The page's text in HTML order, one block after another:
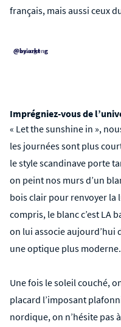
français, mais aussi ceux
@askogeng
@by.arkt
Imprégniez-vous de
« Let the sunshine in »,
les journées sont plus
le style scandinave porte
on peint nos murs d’un
bois clair pour renvoyer la
compris, le blanc c’est LA
on lui associe aujourd’hui
une optique plus moderne.
Une fois le soleil couché,
placard l’imposant
nordique, on n’hésite pas